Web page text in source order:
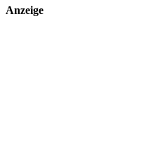
Anzeige